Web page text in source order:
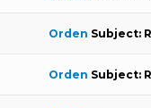
Orden Subject:
Orden Subject: